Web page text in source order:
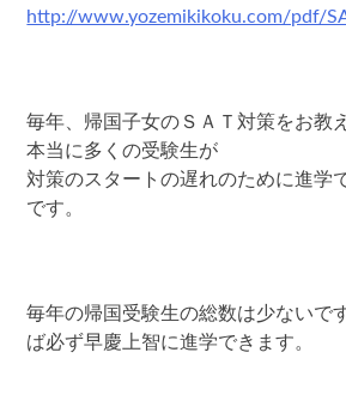
http://www.yozemikikoku.com/pdf/
毎年、帰国子女のＳＡＴ対策をお教
本当に多くの受験生が
対策のスタートの遅れのために進学
です。
毎年の帰国受験生の総数は少ないで
ば必ず早慶上智に進学できます。